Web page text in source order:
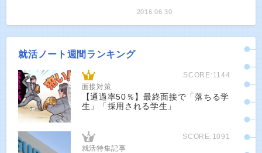
2016.06.30
就活ノート週間ランキング
SCORE:1144
面接対策
【通過率50％】最終面接で「落ちる学
生」「採用される学生」
SCORE:1091
就活特集記事